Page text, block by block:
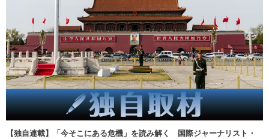
【独自連載】「今そこにある危機」を読み解く 国際ジャーナリスト・